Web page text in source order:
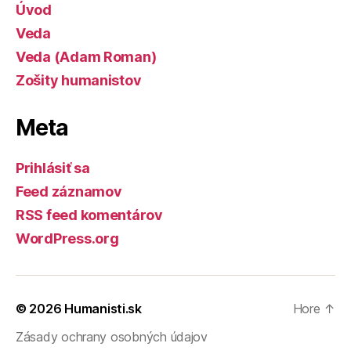
Úvod
Veda
Veda (Adam Roman)
Zošity humanistov
Meta
Prihlásiť sa
Feed záznamov
RSS feed komentárov
WordPress.org
© 2026 Humanisti.sk
Zásady ochrany osobných údajov
Hore ↑